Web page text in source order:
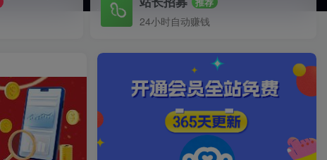
24小时自动赚钱